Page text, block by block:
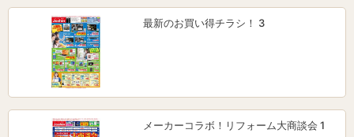
最新のお買い得チラシ！ 3
メーカーコラボ！リフォーム大商談会 1